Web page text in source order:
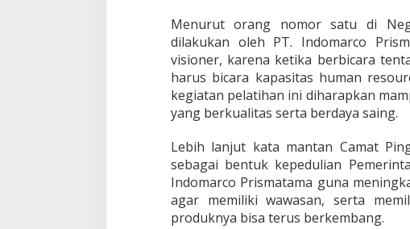
I
n
i
,
P
e
l
k
u
U
M
K
M
Menurut orang nomor satu di
dilakukan oleh PT. Indomarco
visioner, karena ketika berbicara
harus bicara kapasitas human
kegiatan pelatihan ini diharapkan
yang berkualitas serta berdaya saing.
Lebih lanjut kata mantan Camat
sebagai bentuk kepedulian
Indomarco Prismatama guna
agar memiliki wawasan, serta
produknya bisa terus berkembang.